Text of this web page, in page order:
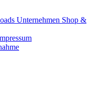
Unternehmen Shop &